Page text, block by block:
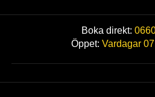
Boka direkt:
Öppet: Vardagar